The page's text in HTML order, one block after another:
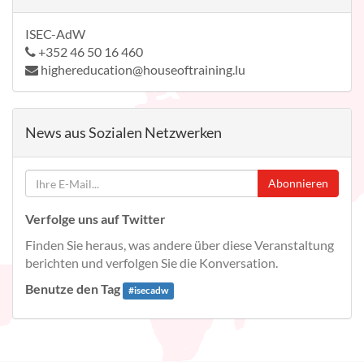
ISEC-AdW
+352 46 50 16 460
highereducation@houseoftraining.lu
News aus Sozialen Netzwerken
Abonnieren
Verfolge uns auf Twitter
Finden Sie heraus, was andere über diese Veranstaltung
berichten und verfolgen Sie die Konversation.
Benutze den Tag
#isecadw